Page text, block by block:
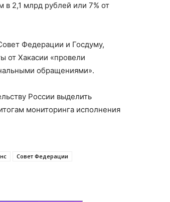
в 2,1 млрд рублей или 7% от
Федерации и Госдуму,
от Хакасии «провели
обращениями».
России выделить
мониторинга исполнения
Совет Федерации